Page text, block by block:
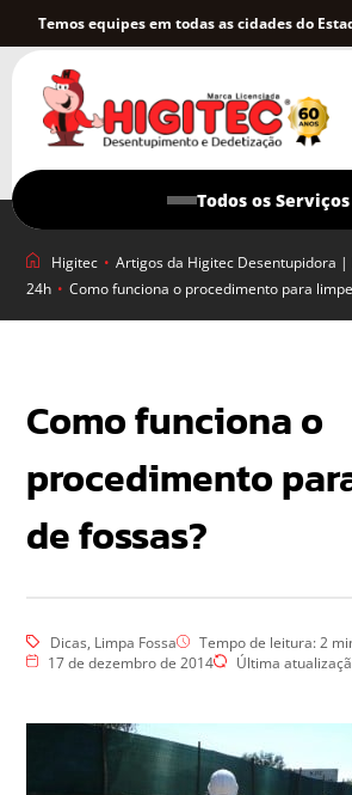
Higitec • Artigos da Higitec Desentupidora
24h • Como funciona o procedimento para
Como funciona o
procedimento
de fossas?
Dicas, Limpa Fossa Tempo de leitura: 2
17 de dezembro de 2014
Última
Temos equipes em todas as cidades do
Todos os Serviços